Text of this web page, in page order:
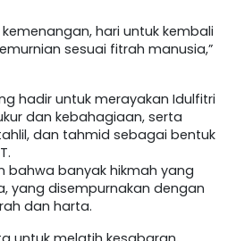
hari untuk kembali
sesuai fitrah manusia,”
hadir untuk merayakan Idulfitri
dan kebahagiaan, serta
dan tahmid sebagai bentuk
bahwa banyak hikmah yang
yang disempurnakan dengan
dan harta.